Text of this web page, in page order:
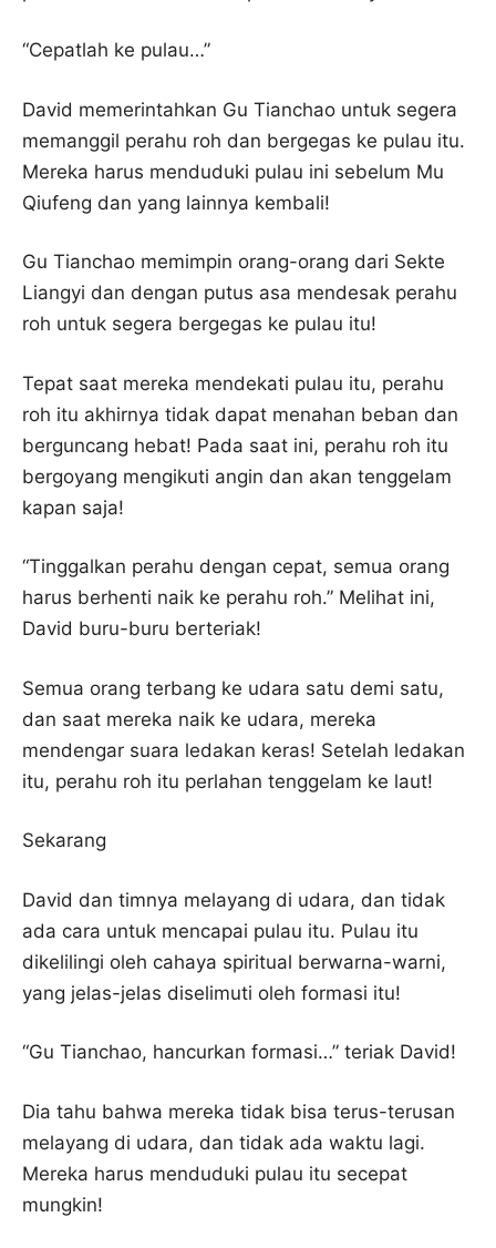
“Cepatlah ke pulau…”
David memerintahkan Gu Tianchao untuk segera
memanggil perahu roh dan bergegas ke pulau itu.
Mereka harus menduduki pulau ini sebelum Mu
Qiufeng dan yang lainnya kembali!
Gu Tianchao memimpin orang-orang dari Sekte
Liangyi dan dengan putus asa mendesak perahu
roh untuk segera bergegas ke pulau itu!
Tepat saat mereka mendekati pulau itu, perahu
roh itu akhirnya tidak dapat menahan beban dan
berguncang hebat! Pada saat ini, perahu roh itu
bergoyang mengikuti angin dan akan tenggelam
kapan saja!
“Tinggalkan perahu dengan cepat, semua orang
harus berhenti naik ke perahu roh.” Melihat ini,
David buru-buru berteriak!
Semua orang terbang ke udara satu demi satu,
dan saat mereka naik ke udara, mereka
mendengar suara ledakan keras! Setelah ledakan
itu, perahu roh itu perlahan tenggelam ke laut!
Sekarang
David dan timnya melayang di udara, dan tidak
ada cara untuk mencapai pulau itu. Pulau itu
dikelilingi oleh cahaya spiritual berwarna-warni,
yang jelas-jelas diselimuti oleh formasi itu!
“Gu Tianchao, hancurkan formasi…” teriak David!
Dia tahu bahwa mereka tidak bisa terus-terusan
melayang di udara, dan tidak ada waktu lagi.
Mereka harus menduduki pulau itu secepat
mungkin!